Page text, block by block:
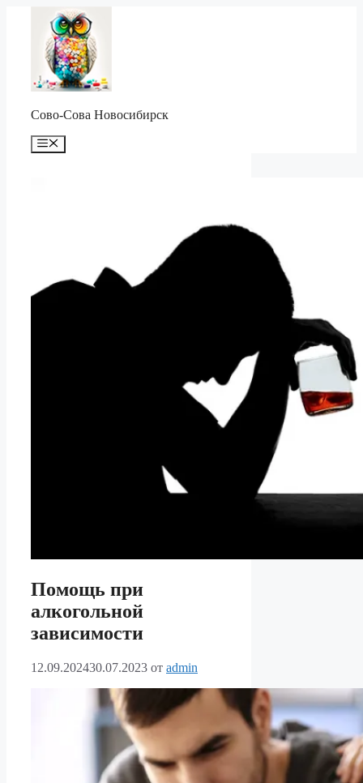
содержимому
Сово-Сова Новосибирск
Меню
Помощь при
алкогольной
зависимости
12.09.202430.07.2023 от admin